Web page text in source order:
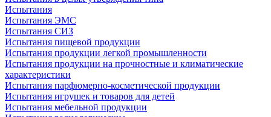
Испытания
Испытания ЭМС
Испытания СИЗ
Испытания пищевой продукции
Испытания продукции легкой промышленности
Испытания продукции на прочностные и климатические
характеристики
Испытания парфюмерно-косметической продукции
Испытания игрушек и товаров для детей
Испытания мебельной продукции